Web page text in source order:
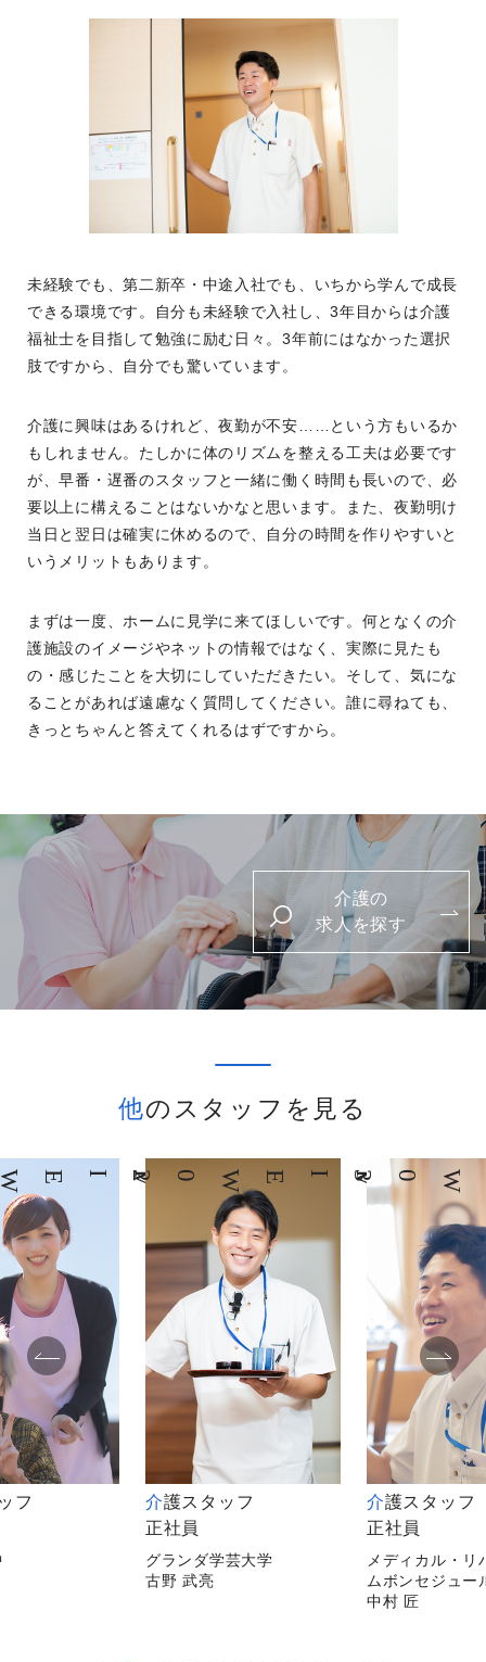
未経験でも、第二新卒・中途入社でも、いちから学んで成長
できる環境です。自分も未経験で入社し、3年目からは介護
福祉士を目指して勉強に励む日々。3年前にはなかった選択
肢ですから、自分でも驚いています。
介護に興味はあるけれど、夜勤が不安……という方もいるか
もしれません。たしかに体のリズムを整える工夫は必要です
が、早番・遅番のスタッフと一緒に働く時間も長いので、必
要以上に構えることはないかなと思います。また、夜勤明け
当日と翌日は確実に休めるので、自分の時間を作りやすいと
いうメリットもあります。
まずは一度、ホームに見学に来てほしいです。何となくの介
護施設のイメージやネットの情報ではなく、実際に見たも
の・感じたことを大切にしていただきたい。そして、気にな
ることがあれば遠慮なく質問してください。誰に尋ねても、
きっとちゃんと答えてくれるはずですから。
介護の
求人を探す
他のスタッフを見る
INTERVIEW INTERVIEW
フ
02
介護スタッフ
正社員
グランダ学芸大学
古野 武亮
03
介護スタッフ
正社員
メディカル・リ
ムボンセジュー
中村 匠